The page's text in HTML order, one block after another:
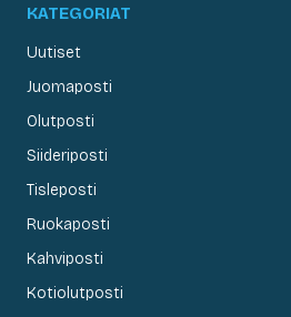
KATEGORIAT
Uutiset
Juomaposti
Olutposti
Siideriposti
Tisleposti
Ruokaposti
Kahviposti
Kotiolutposti